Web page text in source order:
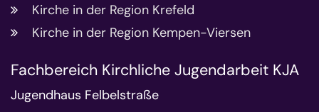
Kirche in der Region Krefeld
Kirche in der Region Kempen-Viersen
Fachbereich Kirchliche Jugendarbeit KJA
Jugendhaus Felbelstraße